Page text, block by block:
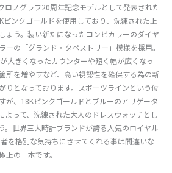
ロノグラフ20周年記念モデルとして発表された
ピンクゴールドを使用しており、洗練された上
ょう。装い新たになったコンビカラーのダイヤ
ーの「グランド・タペストリー」模様を採用。
大きくなったカウンターや短く幅が広くなっ
所を増やすなど、高い視認性を確保する為の新
りとなっております。スポーツラインという位
が、18Kピンクゴールドとブルーのアリゲータ
よって、洗練された大人のドレスウォッチとし
。世界三大時計ブランドが誇る人気のロイヤル
を格別な気持ちにさせてくれる事は間違いな
上の一本です。